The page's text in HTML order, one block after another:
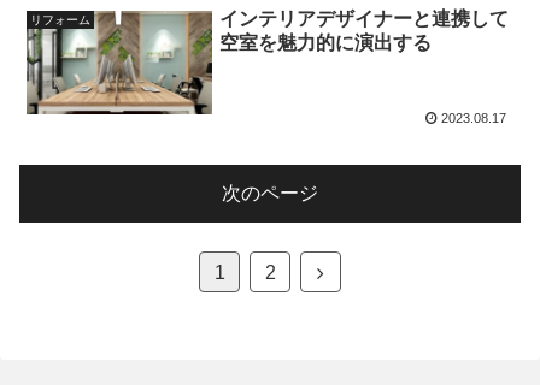
リフォーム
インテリアデザイナーと連携して
空室を魅力的に演出する
2023.08.17
次のページ
1 2
次